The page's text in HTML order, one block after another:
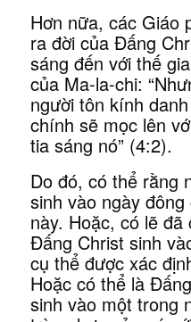
Hơn nữa, các Giáo
ra đời của Đấng
sáng đến với thế
của Ma-la-chi:
người tôn kính
chính sẽ mọc lên
tia sáng nó” (4:2).
Do đó, có thể rằng
sinh vào ngày
này. Hoặc, có lẽ
Đấng Christ sinh
cụ thể được xác
Hoặc có thể là
sinh vào một trong